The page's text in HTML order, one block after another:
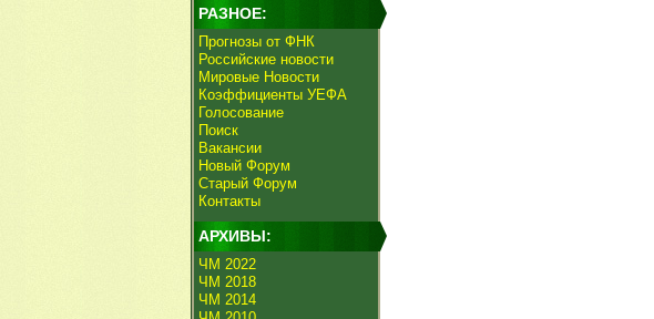
РАЗНОЕ:
Прогнозы от ФНК
Российские новости
Мировые Новости
Коэффициенты УЕФА
Голосование
Поиск
Вакансии
Новый Форум
Старый Форум
Контакты
АРХИВЫ:
ЧМ 2022
ЧМ 2018
ЧМ 2014